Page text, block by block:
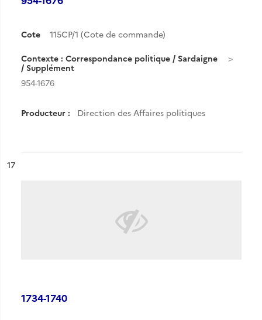
Cote 115CP/1 (Cote de commande)
Contexte : Correspondance politique / Sardaigne
/ Supplément
954-1676
Producteur : Direction des Affaires politiques
n°
17
1734-1740